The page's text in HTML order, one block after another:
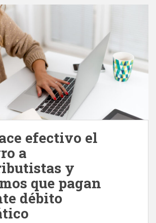
efectivo el
a
y
que pagan
débito